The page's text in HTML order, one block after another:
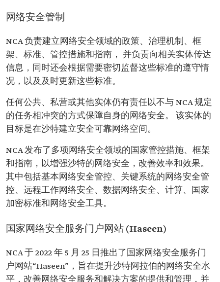
网络安全管制
NCA 负责建立网络安全领域的政策、治理机制、框
架、标准、管控措施和指南， 并负责向相关实体传达
信息，同时还会根据需要密切监督这些标准的遵守情
况，以及及时更新这些标准。
任何公共、私营或其他实体仍有责任以不与 NCA 规定
的任务相冲突的方式保障自身的网络安全。 该实体的
目标是在沙特建立安全可靠网络空间。
NCA 发布了多项网络安全领域的国家管控措施、框架
和指南，以增强沙特的网络安全，改善效率和效果。
其中包括基本网络安全管控、关键系统的网络安全管
控、远程工作网络安全、数据网络安全、计算、国家
加密标准和网络安全工具。
国家网络安全服务门户网站 (Haseen)
NCA 于 2022 年 5 月 25 日推出了国家网络安全服务门
户网站“Haseen”，旨在提升沙特阿拉伯的网络安全水
平，改善网络安全服务和解决方案的提供和管理，并